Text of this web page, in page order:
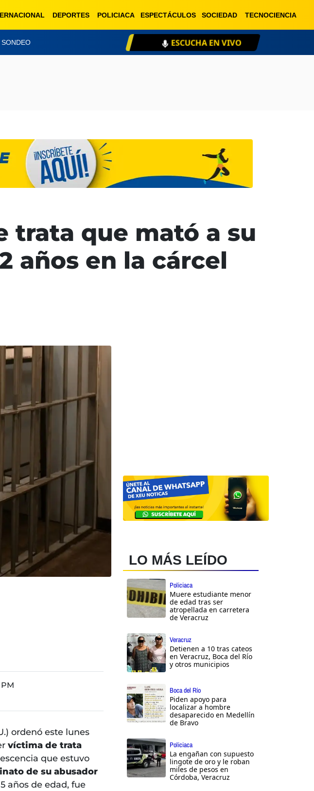
DEPORTES POLICIACA ESPECTÁCULOS SOCIEDAD TECNOCIENCIA
SONDEO ESCUCHA EN VIVO
trata que mató a su
años en la cárcel
ordenó este lunes
víctima de trata
que estuvo
de su abusador
años de edad, fue
LO MÁS LEÍDO
Policiaca
Muere estudiante menor
de edad tras ser
atropellada en carretera
de Veracruz
Veracruz
Detienen a 10 tras cateos
en Veracruz, Boca del Río
y otros municipios
Boca del Río
Piden apoyo para
localizar a hombre
desaparecido en Medellín
de Bravo
Policiaca
La engañan con supuesto
lingote de oro y le roban
miles de pesos en
Córdoba, Veracruz